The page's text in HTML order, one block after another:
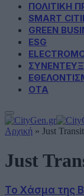
ΠΟΛΙΤΙΚΗ
SMART
GREEN
ESG
ΟΤΑ
Αρχική » Just
Just
Το Χάσμα της